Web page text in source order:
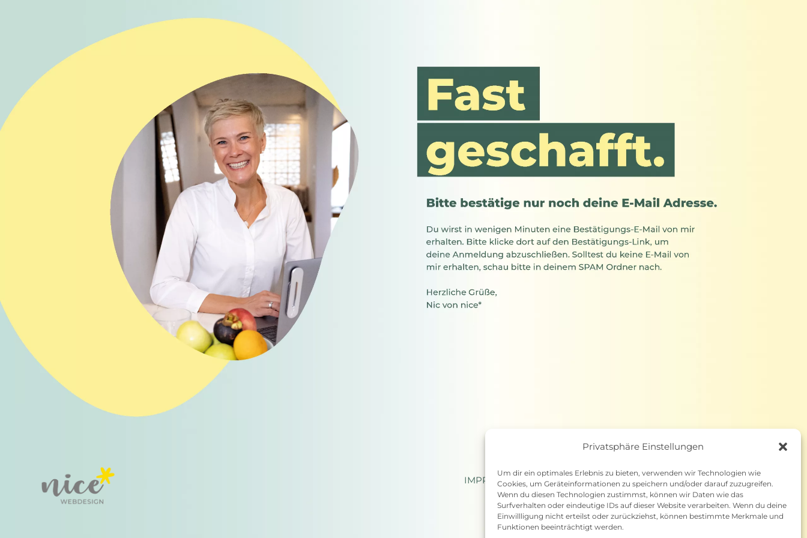
Privatsphäre Einstellungen
Um dir ein optimales Erlebnis zu bieten, verwenden wir Technologien wie
Cookies, um Geräteinformationen zu speichern und/oder darauf zuzugreifen.
Wenn du diesen Technologien zustimmst, können wir Daten wie das
Surfverhalten oder eindeutige IDs auf dieser Website verarbeiten. Wenn du deine
Einwillligung nicht erteilst oder zurückziehst, können bestimmte Merkmale und
Funktionen beeinträchtigt werden.
IMPRESSUM DATENSCHUTZ AGB COOKIE-RICHTLINIE (EU)
©2026 NICE* WEBDESIGN AGENTUR